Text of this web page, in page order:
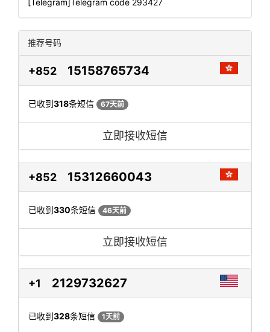
推荐号码
+852 15158765734
已收到318条短信 67天前
立即接收短信
+852 15312660043
已收到330条短信 46天前
立即接收短信
+1 2129732627
已收到328条短信 1天前